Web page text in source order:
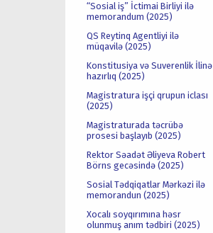
“Sosial iş” İctimai Birliyi ilə
memorandum (2025)
QS Reytinq Agentliyi ilə
müqavilə (2025)
Konstitusiya və Suverenlik İlinə
hazırlıq (2025)
Magistratura işçi qrupun iclası
(2025)
Magistraturada təcrübə
prosesi başlayıb (2025)
Rektor Səadət Əliyeva Robert
Börns gecəsində (2025)
Sosial Tədqiqatlar Mərkəzi ilə
memorandun (2025)
Xocalı soyqırımına həsr
olunmuş anım tədbiri (2025)